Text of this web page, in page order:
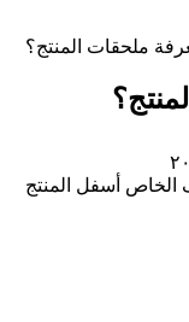
ملحقات المنتج؟
الخاص أسفل المنتج